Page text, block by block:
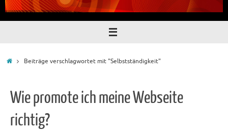
StartBeiträge verschlagwortet mit "Selbstständigkeit"
Wie promote ich meine Webseite
richtig?